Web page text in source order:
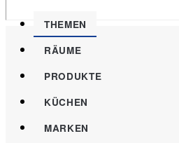
THEMEN
RÄUME
PRODUKTE
KÜCHEN
MARKEN